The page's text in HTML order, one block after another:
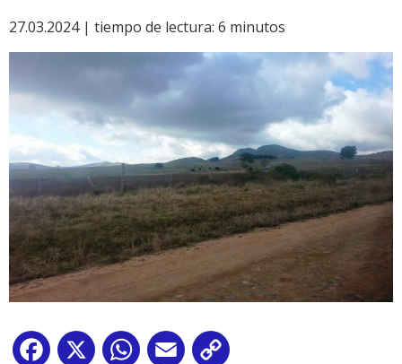
27.03.2024 | tiempo de lectura: 6 minutos
Facebook
X WhatsApp
Email